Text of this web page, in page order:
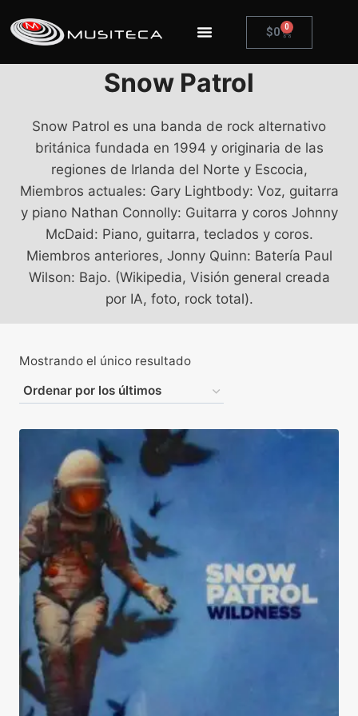
$0 0
Snow Patrol
Snow Patrol es una banda de rock alternativo
británica fundada en 1994 y originaria de las
regiones de Irlanda del Norte y Escocia,
Miembros actuales: Gary Lightbody: Voz, guitarra
y piano Nathan Connolly: Guitarra y coros Johnny
McDaid: Piano, guitarra, teclados y coros.
Miembros anteriores, Jonny Quinn: Batería Paul
Wilson: Bajo. (Wikipedia, Visión general creada
por IA, foto, rock total).
Mostrando el único resultado